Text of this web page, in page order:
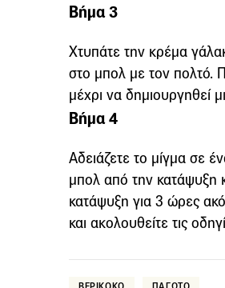
Βήμα 3
Χτυπάτε την κρέμα
στο μπολ με τον πολτό.
μέχρι να δημιουργηθεί
Βήμα 4
Αδειάζετε το μίγμα σε
μπολ από την κατάψυξη
κατάψυξη για 3 ώρες
και ακολουθείτε τις